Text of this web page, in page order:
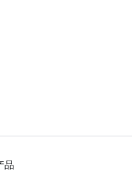
品